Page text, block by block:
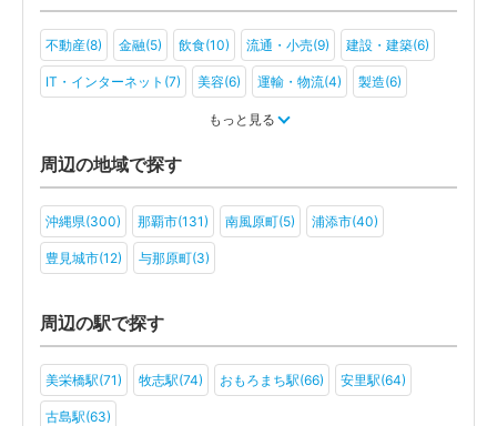
不動産(8) 金融(5) 飲食(10) 流通・小売(9) 建設・建築(6)
IT・インターネット(7) 美容(6) 運輸・物流(4) 製造(6)
旅行・ホテル(6)
アミューズメント・レジャー(4)
学校法人(3) 一般社団法人(6) その他(2)
もっと見る
周辺の地域で探す
沖縄県(300) 那覇市(131) 南風原町(5) 浦添市(40)
豊見城市(12) 与那原町(3)
周辺の駅で探す
美栄橋駅(71) 牧志駅(74) おもろまち駅(66) 安里駅(64)
古島駅(63)